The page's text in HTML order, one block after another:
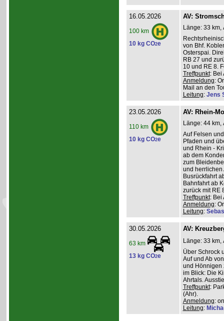
16.05.2026
100 km
10 kg CO2e
AV:
Länge: 33 km,
von Bhf.
Osterspai.
RB 27 und
10 und RE 8.
Treffpunkt: Bei
Anmeldung:
Mail an den
Leitung: Jens
23.05.2026
110 km
10 kg CO2e
AV: Rhein-
Länge: 44 km,
Auf Felsen
Pfaden und
und Rhein -
ab dem
zum
und herrlichen
Busrückfahrt
Bahnfahrt ab
zurück mit RE
Treffpunkt: Bei
Anmeldung:
Leitung:
30.05.2026
63 km
13 kg CO2e
AV:
Länge: 33 km,
Über Schrock
Auf und Ab
und Hönnigen
im Blick: Die
Ahrtals.
Treffpunkt:
(Ahr).
Anmeldung:
Leitung: